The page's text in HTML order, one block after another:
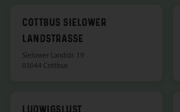
COTTBUS SIELOWER
LANDSTRASSE
Sielower Landstr. 19
03044 Cottbus
LUDWIGSLUST